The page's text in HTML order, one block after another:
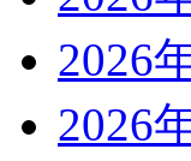
2026
2026